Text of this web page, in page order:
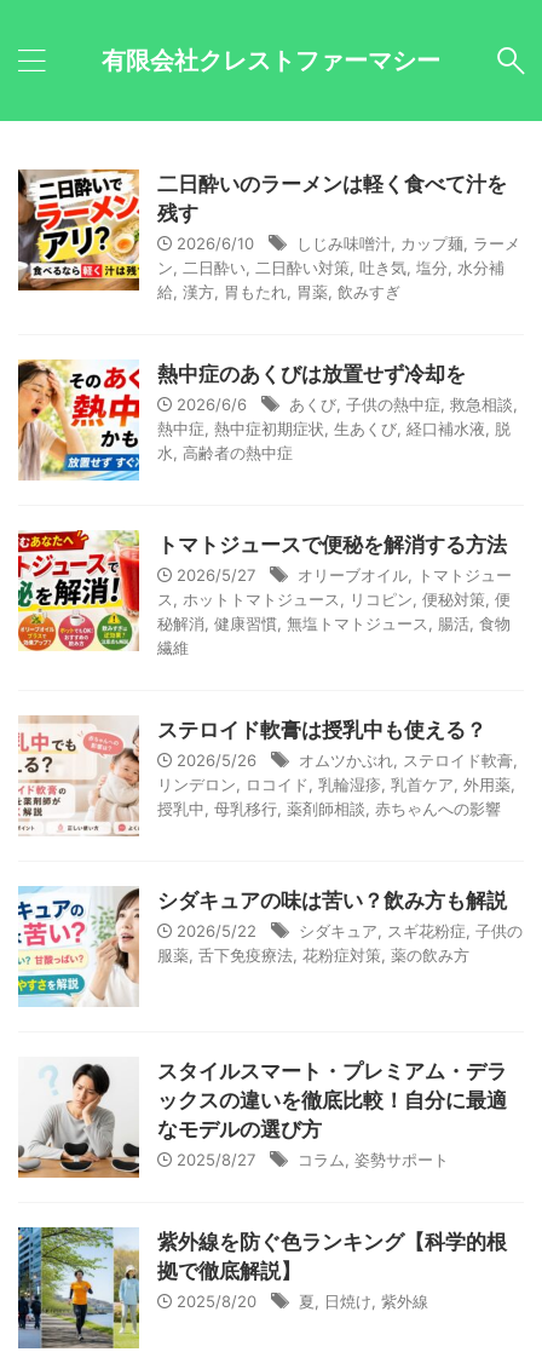
有限会社クレストファーマシー
二日酔いのラーメンは軽く食べて汁を
残す
2026/6/10 しじみ味噌汁 カップ麺
ラーメ
ン
二日酔い 二日酔い対策 吐き気 塩分
水分補
給 漢方 胃もたれ 胃薬 飲みすぎ
熱中症のあくびは放置せず冷却を
2026/6/6 あくび 子供の熱中症 救急相談
熱中症 熱中症初期症状 生あくび 経口補水液
脱
水 高齢者の熱中症
トマトジュースで便秘を解消する方法
2026/5/27 オリーブオイル
トマトジュー
ス
ホットトマトジュース リコピン 便秘対策 便
秘解消 健康習慣 無塩トマトジュース 腸活 食物
繊維
ステロイド軟膏は授乳中も使える？
2026/5/26 オムツかぶれ ステロイド軟膏
リンデロン
ロコイド 乳輪湿疹 乳首ケア 外用薬
授乳中 母乳移行 薬剤師相談 赤ちゃんへの影響
シダキュアの味は苦い？飲み方も解説
2026/5/22 シダキュア スギ花粉症 子供の
服薬 舌下免疫療法 花粉症対策 薬の飲み方
スタイルスマート・プレミアム・デラ
ックスの違いを徹底比較！自分に最適
なモデルの選び方
2025/8/27 コラム 姿勢サポート
紫外線を防ぐ色ランキング【科学的根
拠で徹底解説】
2025/8/20 夏 日焼け 紫外線